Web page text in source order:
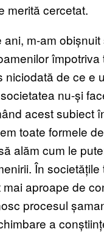
merită cercetat.
ani, m-am
împotriva
niciodată de ce e
nu-și
acest subiect
toate formele
alăm cum le
În societățile
aproape de
procesul
a